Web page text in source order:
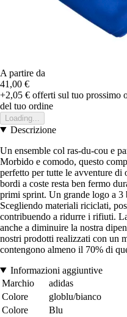
A partire da
41,00 €
+2,05 € offerti sul tuo prossimo
del tuo ordine
Loading...
Descrizione
Un ensemble col ras-du-cou e
Morbido e comodo, questo
perfetto per tutte le avventure
bordi a coste resta ben fermo
primi sprint. Un grande logo a 3
Scegliendo materiali riciclati,
contribuendo a ridurre i rifiuti.
anche a diminuire la nostra
nostri prodotti realizzati con un
contengono almeno il 70% di
Informazioni aggiuntive
Marchio
adidas
Colore
globlu/bianco
Colore
Blu